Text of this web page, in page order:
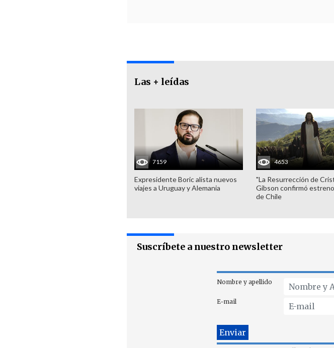
Las + leídas
7159
Expresidente Boric alista nuevos
viajes a Uruguay y Alemania
4653
"La Resurrección de
Gibson confirmó
de Chile
Suscríbete a nuestro newsletter
Nombre y apellido
E-mail